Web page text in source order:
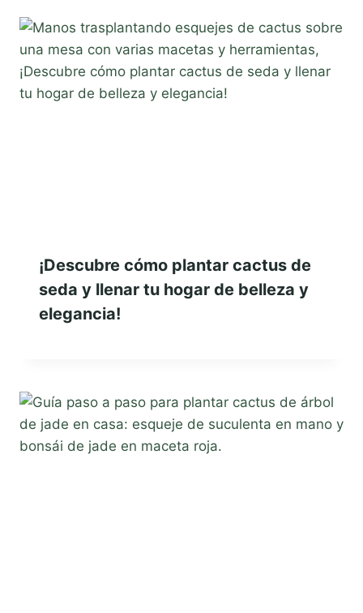
¡Descubre cómo plantar cactus de
seda y llenar tu hogar de belleza y
elegancia!